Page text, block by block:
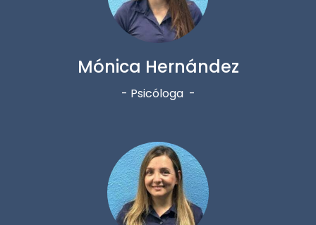
Mónica Hernández
- Psicóloga -